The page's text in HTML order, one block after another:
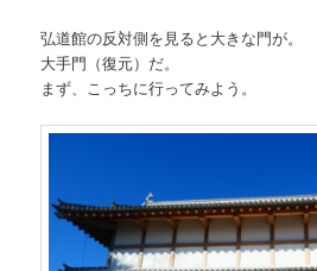
弘道館の反対側を見ると大きな門が。
大手門（復元）だ。
まず、こっちに行ってみよう。